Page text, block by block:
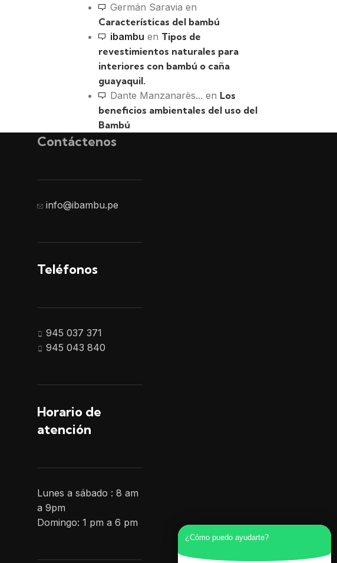
Germán Saravia en
Características del bambú
ibambu en Tipos de
revestimientos naturales para
interiores con bambú o caña
guayaquil.
Dante Manzanarès... en Los
beneficios ambientales del uso del
Bambú
Contáctenos
info@ibambu.pe
Teléfonos
945 037 371
945 043 840
Horario de
atención
Lunes a sábado : 8 am
a 9pm
Domingo: 1 pm a 6 pm
¿Cómo puedo ayudarte?